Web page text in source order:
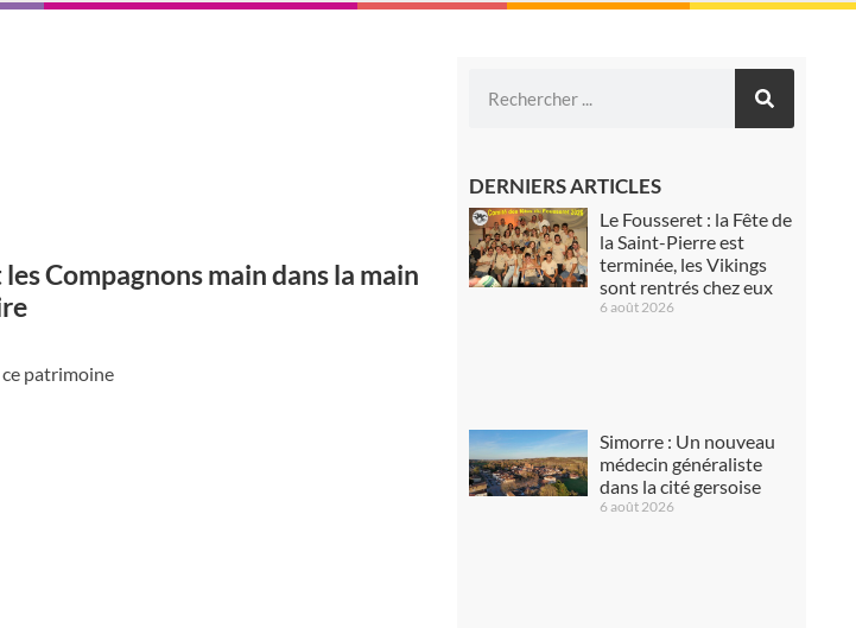
Compagnons main dans la main
patrimoine
DERNIERS ARTICLES
Le Fousseret : la Fête de
la Saint-Pierre est
terminée, les Vikings
sont rentrés chez eux
6 août 2026
Simorre : Un nouveau
médecin généraliste
dans la cité gersoise
6 août 2026